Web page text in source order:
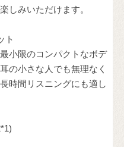
しみいただけます。
ト
小限のコンパクトなボデ
の小さな人でも無理なく
時間リスニングにも適し